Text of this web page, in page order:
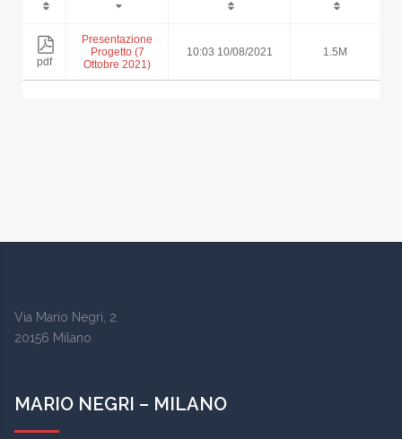
pdf
Presentazione
Progetto (7
Ottobre 2021)
10:03 10/08/2021 1.5M
Via Mario Negri, 2
20156 Milano
MARIO NEGRI – MILANO